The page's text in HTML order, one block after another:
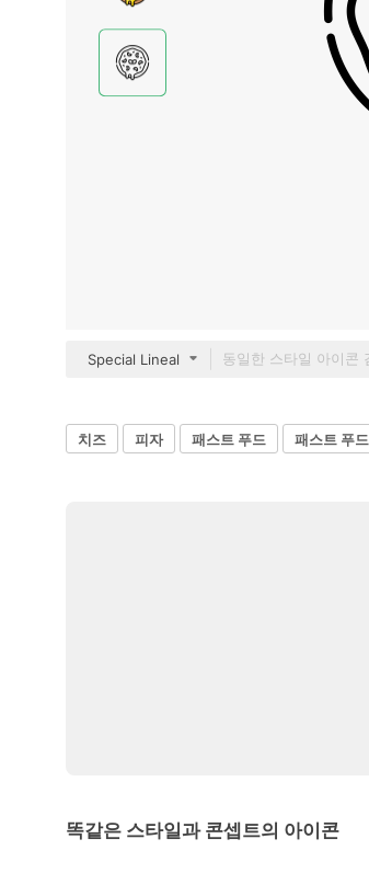
Special Lineal
치즈 피자 패스트 푸드 패스트 푸드
똑같은 스타일과 콘셉트의 아이콘